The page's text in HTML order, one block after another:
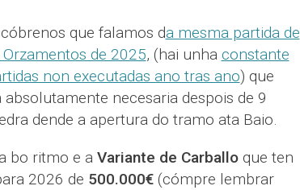
que falamos da mesma partida de
de 2025, (hai unha constante
non executadas ano tras ano) que
necesaria despois de 9
dende a apertura do tramo ata Baio.
bo ritmo e a Variante de Carballoque ten
2026 de 500.000€ (cómpre lembrar